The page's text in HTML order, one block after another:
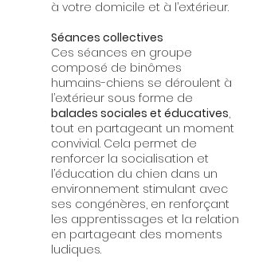
à votre domicile et à l’extérieur.
Séances collectives
Ces séances en groupe
composé de binômes
humains-chiens se déroulent à
l’extérieur sous forme de
balades sociales et éducatives,
tout en partageant un moment
convivial. Cela permet de
renforcer la socialisation et
l’éducation du chien dans un
environnement stimulant avec
ses congénères, en renforçant
les apprentissages et la relation
en partageant des moments
ludiques.